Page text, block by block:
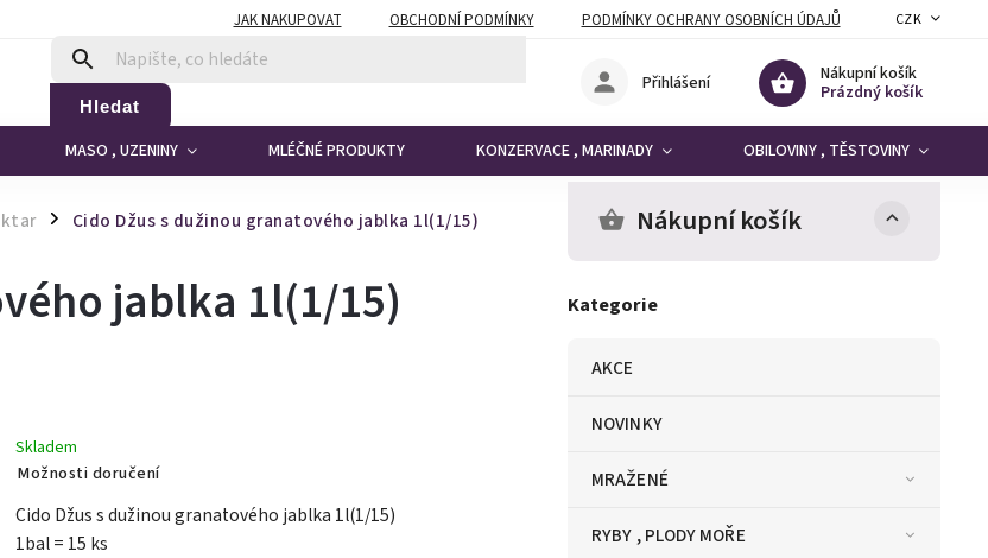
JAK NAKUPOVAT OBCHODNÍ PODMÍNKY PODMÍNKY OCHRANY OSOBNÍCH ÚDAJŮ CZK
Hledat
Nákupní košík
Prázdný košík
Přihlášení
MASO , UZENINY MLÉČNÉ PRODUKTY KONZERVACE , MARINADY OBILOVINY , TĚSTOVINY
/ Cido Džus s dužinou granatového jablka 1l(1/15) Nákupní košík
Kategorie
AKCE
NOVINKY
MRAŽENÉ
RYBY , PLODY MOŘE
jablka 1l(1/15)
Skladem
Možnosti doručení
Cido Džus s dužinou granatového jablka 1l(1/15)
1bal = 15 ks